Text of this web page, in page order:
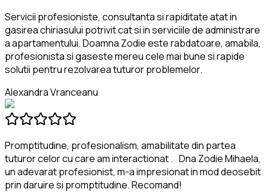
Servicii profesioniste, consultanta si rapiditate atat in
gasirea chiriasului potrivit cat si in serviciile de administrare
a apartamentului. Doamna Zodie este rabdatoare, amabila,
profesionista si gaseste mereu cele mai bune si rapide
solutii pentru rezolvarea tuturor problemelor.
Alexandra Vranceanu
Promptitudine, profesionalism, amabilitate din partea
tuturor celor cu care am interactionat . Dna Zodie Mihaela,
un adevarat profesionist, m-a impresionat in mod deosebit
prin daruire si promptitudine. Recomand!